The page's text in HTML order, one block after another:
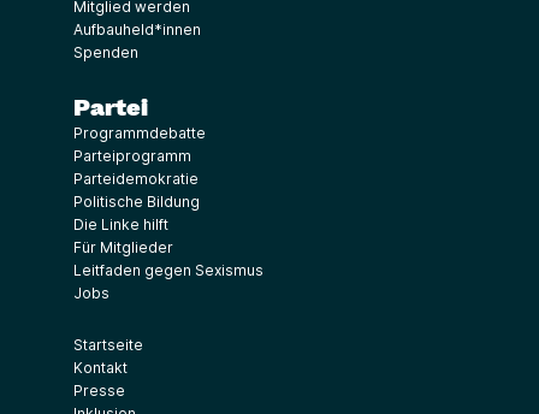
Mitglied werden
Aufbauheld*innen
Spenden
Partei
Programmdebatte
Parteiprogramm
Parteidemokratie
Politische Bildung
Die Linke hilft
Für Mitglieder
Leitfaden gegen Sexismus
Jobs
Startseite
Kontakt
Presse